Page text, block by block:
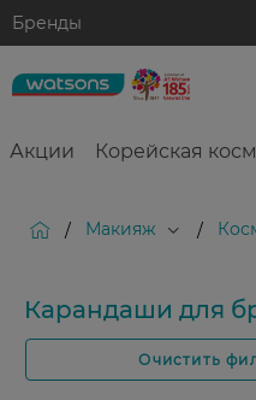
Бренды
Акции Корейская
/ Макияж /
Карандаши для
Очистить